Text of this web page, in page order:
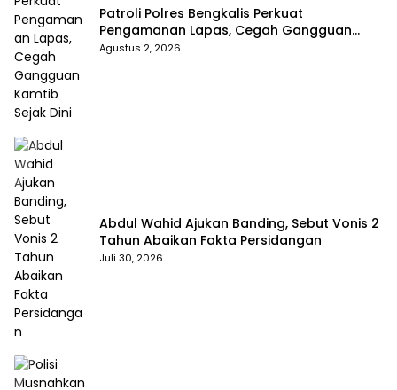
Patroli Polres Bengkalis Perkuat
Pengamanan Lapas, Cegah Gangguan
Kamtib Sejak Dini
Agustus 2, 2026
Abdul Wahid Ajukan Banding, Sebut Vonis 2
Tahun Abaikan Fakta Persidangan
Juli 30, 2026